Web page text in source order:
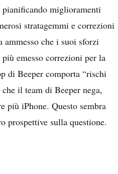
miglioramenti
stratagemmi e correzioni
che i suoi sforzi
emesso correzioni per la
di Beeper comporta “rischi
il team di Beeper nega,
più iPhone. Questo sembra
prospettive sulla questione.